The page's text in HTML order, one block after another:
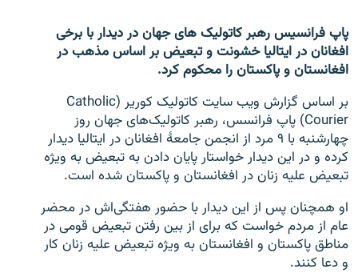
همۀ سایت‌های رادیو آزادی/ رادیو اروپای آزاد
پاپ فرانسیس رهبر کاتولیک های جهان در دیدار با برخی
افغانان در ایتالیا خشونت و تبعیض بر اساس مذهب در
افغانستان و پاکستان را محکوم کرد.
بر اساس گزارش ویب سایت کاتولیک کوریر (Catholic
Courier) پاپ فرانسس، رهبر کاتولیک‌های جهان روز
چهارشنبه با ۹ مرد از انجمن جامعۀ افغانان در ایتالیا دیدار
کرده و در این دیدار خواستار پایان دادن به تبعیض به ویژه
تبعیض علیه زنان در افغانستان و پاکستان شده است.
او همچنان پس از این دیدار با حضور هفتگی‌اش در محضر
عام از مردم خواست که برای از بین رفتن تبعیض قومی در
مناطق پاکستان و افغانستان به ویژه تبعیض علیه زنان کار
و دعا کنند.